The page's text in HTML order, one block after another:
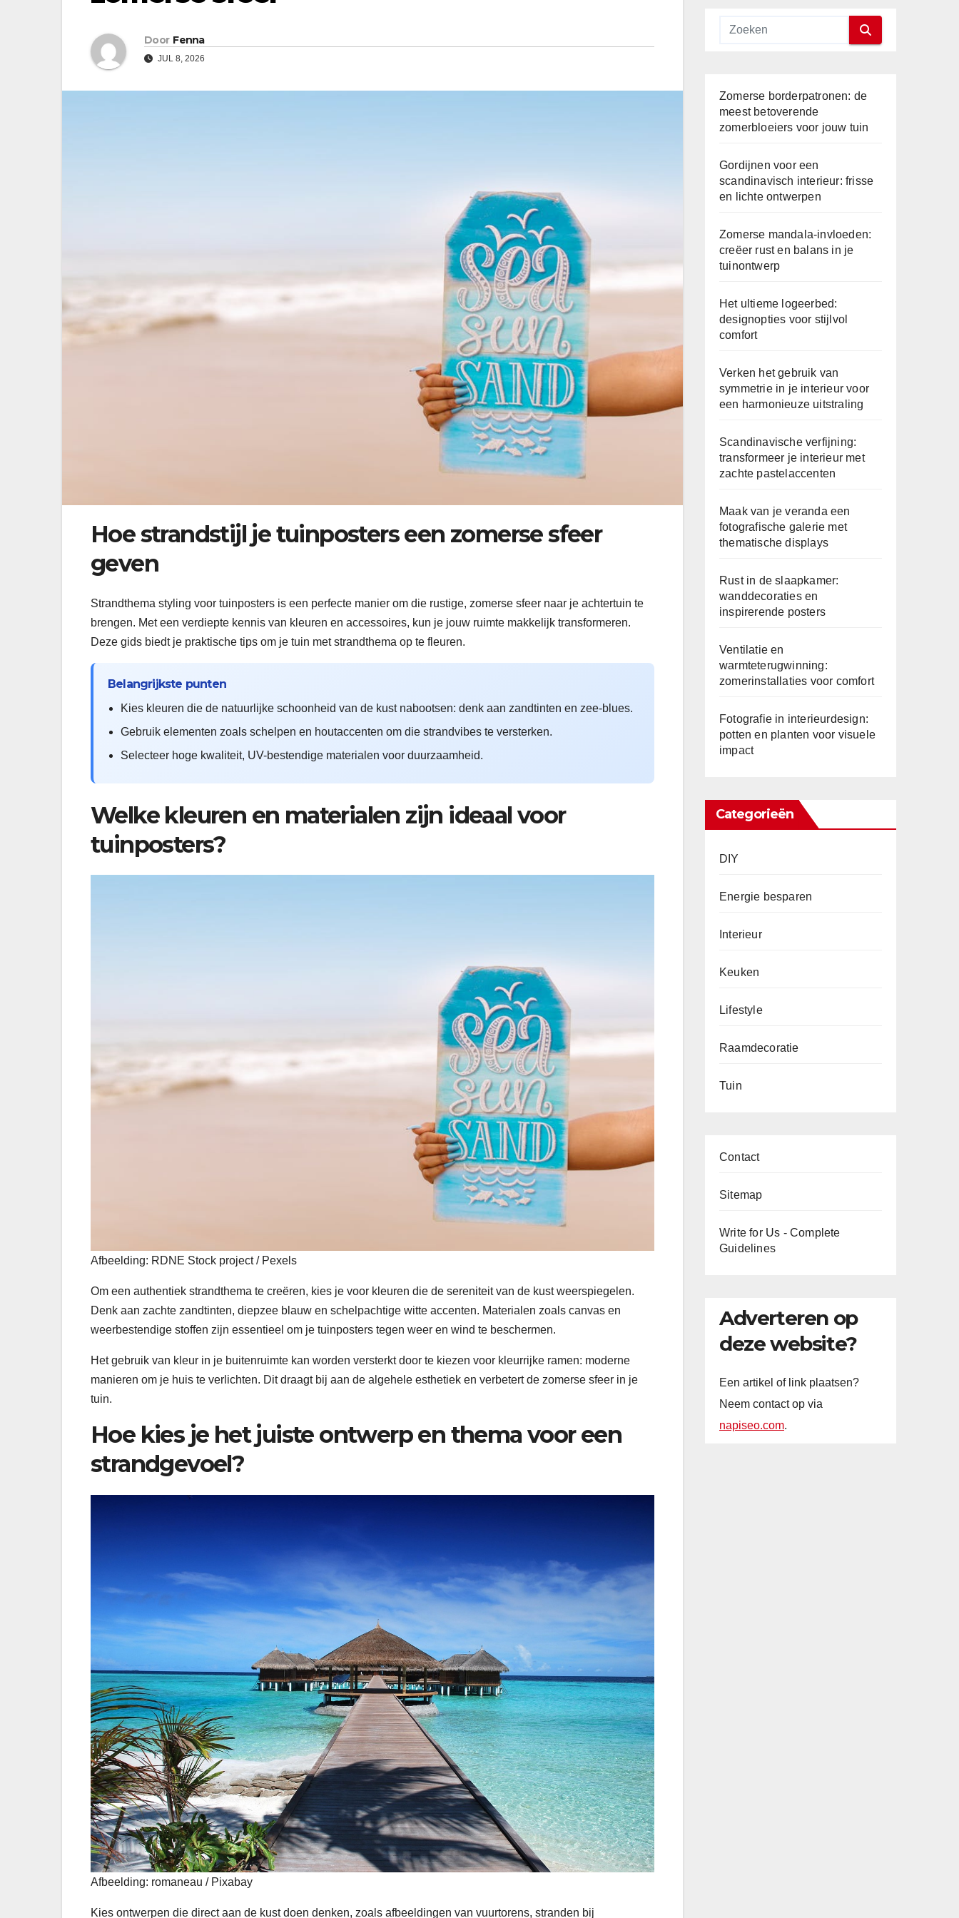
Door Fenna
JUL 8, 2026
Hoe strandstijl je tuinposters een zomerse sfeer
geven
Strandthema styling voor tuinposters is een perfecte manier om die rustige, zomerse sfeer naar je achtertuin te
brengen. Met een verdiepte kennis van kleuren en accessoires, kun je jouw ruimte makkelijk transformeren.
Deze gids biedt je praktische tips om je tuin met strandthema op te fleuren.
Belangrijkste punten
Kies kleuren die de natuurlijke schoonheid van de kust nabootsen: denk aan zandtinten en zee-blues.
Gebruik elementen zoals schelpen en houtaccenten om die strandvibes te versterken.
Selecteer hoge kwaliteit, UV-bestendige materialen voor duurzaamheid.
Welke kleuren en materialen zijn ideaal voor
tuinposters?
Afbeelding: RDNE Stock project / Pexels
Om een authentiek strandthema te creëren, kies je voor kleuren die de sereniteit van de kust weerspiegelen.
Denk aan zachte zandtinten, diepzee blauw en schelpachtige witte accenten. Materialen zoals canvas en
weerbestendige stoffen zijn essentieel om je tuinposters tegen weer en wind te beschermen.
Het gebruik van kleur in je buitenruimte kan worden versterkt door te kiezen voor kleurrijke ramen: moderne
manieren om je huis te verlichten. Dit draagt bij aan de algehele esthetiek en verbetert de zomerse sfeer in je
tuin.
Hoe kies je het juiste ontwerp en thema voor een
strandgevoel?
Afbeelding: romaneau / Pixabay
Kies ontwerpen die direct aan de kust doen denken, zoals afbeeldingen van vuurtorens, stranden bij
Zomerse borderpatronen: de
meest betoverende
zomerbloeiers voor jouw tuin
Gordijnen voor een
scandinavisch interieur: frisse
en lichte ontwerpen
Zomerse mandala-invloeden:
creëer rust en balans in je
tuinontwerp
Het ultieme logeerbed:
designopties voor stijlvol
comfort
Verken het gebruik van
symmetrie in je interieur voor
een harmonieuze uitstraling
Scandinavische verfijning:
transformeer je interieur met
zachte pastelaccenten
Maak van je veranda een
fotografische galerie met
thematische displays
Rust in de slaapkamer:
wanddecoraties en
inspirerende posters
Ventilatie en
warmteterugwinning:
zomerinstallaties voor comfort
Fotografie in interieurdesign:
potten en planten voor visuele
impact
Categorieën
DIY
Energie besparen
Interieur
Keuken
Lifestyle
Raamdecoratie
Tuin
Contact
Sitemap
Write for Us - Complete
Guidelines
Adverteren op
deze website?
Een artikel of link plaatsen?
Neem contact op via
napiseo.com.